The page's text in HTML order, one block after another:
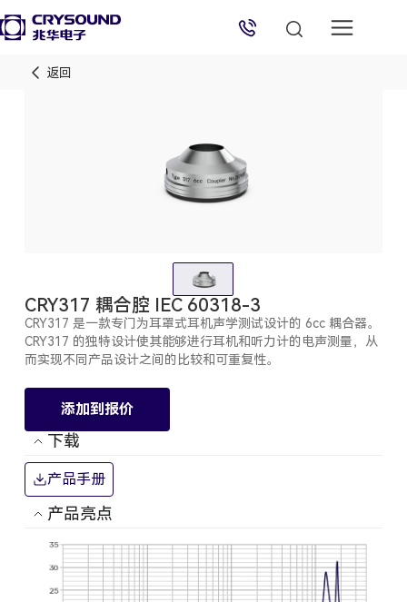
返回
CRY317 耦合腔 IEC 60318-3
CRY317 是一款专门为耳罩式耳机声学测试设计的 6cc 耦合器。
CRY317 的独特设计使其能够进行耳机和听力计的电声测量，从
而实现不同产品设计之间的比较和可重复性。
添加到报价
下载
产品手册
产品亮点
兆华电子技术支持